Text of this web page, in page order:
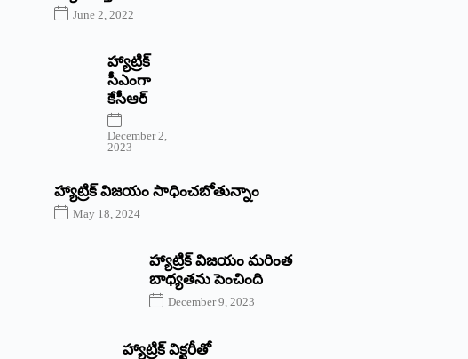
June 2, 2022
హ్యాట్రిక్‌
‌సీఎంగా
కేసీఆర్‌
December 2,
2023
హ్యాట్రిక్‌ విజయం సాధించబోతున్నాం
May 18, 2024
హ్యాట్రిక్ విజయం మరింత
బాధ్యతను పెంచింది
December 9, 2023
హ్యాట్రిక్‌ ‌విక్టరీతో